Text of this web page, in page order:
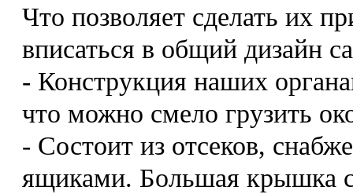
Что позволяет сделать их
вписаться в общий дизайн
- Конструкция наших
что можно смело грузить
- Состоит из отсеков,
ящиками. Большая крышка